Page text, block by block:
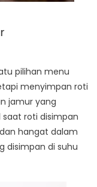
pilihan menu
menyimpan roti
jamur yang
roti disimpan
hangat dalam
disimpan di suhu